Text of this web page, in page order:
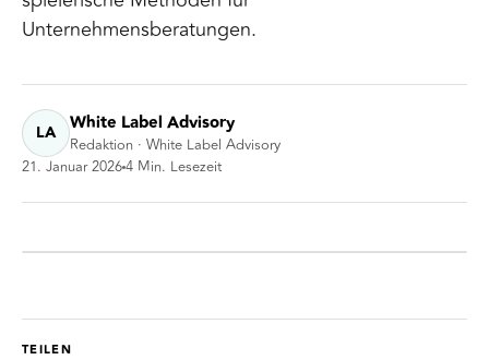
Unternehmensberatungen.
LA White Label Advisory
Redaktion · White Label Advisory
21. Januar 20264 Min. Lesezeit
TEILEN